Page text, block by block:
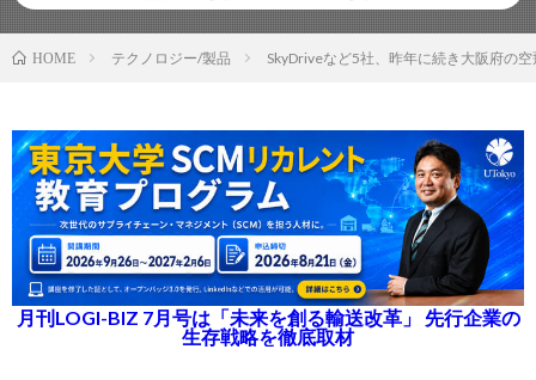
HOME テクノロジー/製品 SkyDriveなど5社、昨年に続き大阪府の
月刊LOGI-BIZ 7月号は「未来を創る輸送改革」 先行企業の
生存戦略を徹底取材